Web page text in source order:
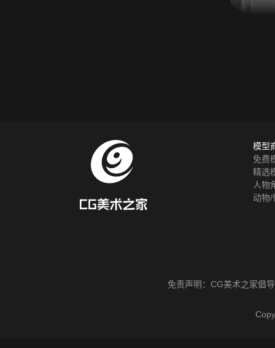
模型
免费
精选
人物
动物/
免责声明： CG美术之家倡